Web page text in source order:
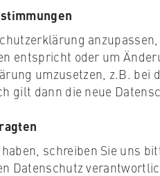
entspricht oder um
umzusetzen, z.B. bei
gilt dann die neue
schreiben Sie uns
Datenschutz